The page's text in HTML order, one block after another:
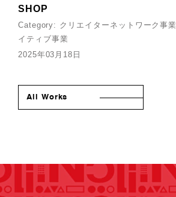
SHOP
Category: クリエイターネットワーク事業
イティブ事業
2025年03月18日
All Works